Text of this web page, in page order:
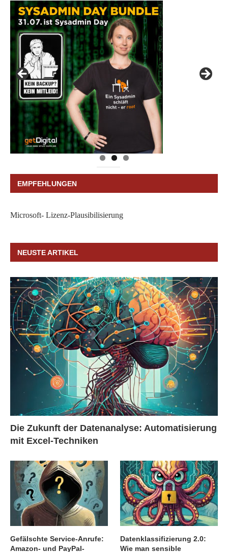
EMPFEHLUNGEN
Microsoft- Lizenz-Plausibilisierung
NEUSTE ARTIKEL
Die Zukunft der Datenanalyse: Automatisierung
mit Excel-Techniken
Gefälschte Service-Anrufe:
Amazon- und PayPal-
Datenklassifizierung 2.0:
Wie man sensible